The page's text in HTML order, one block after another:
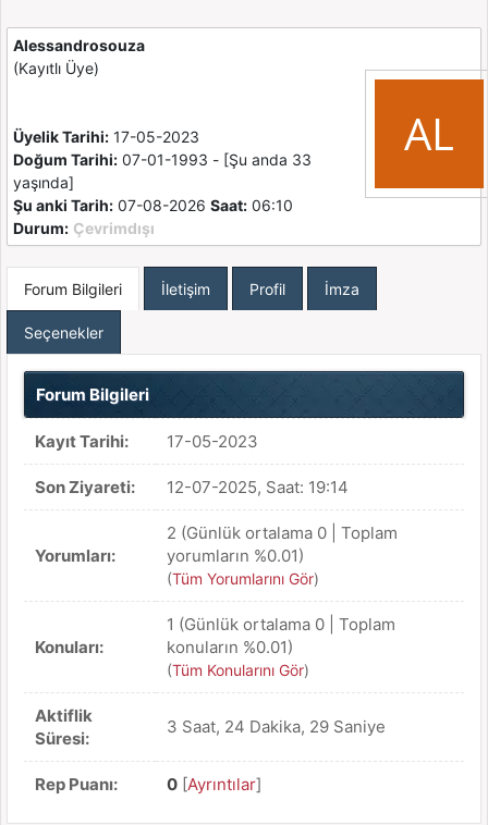
Alessandrosouza
(Kayıtlı Üye)
Üyelik Tarihi: 17-05-2023
Doğum Tarihi: 07-01-1993 - [Şu anda 33
yaşında]
Şu anki Tarih: 07-08-2026 Saat: 06:10
Durum: Çevrimdışı
Forum Bilgileri İletişim Profil İmza
Seçenekler
Forum Bilgileri
Kayıt Tarihi: 17-05-2023
Son Ziyareti: 12-07-2025, Saat: 19:14
Yorumları:
2 (Günlük ortalama 0 | Toplam
yorumların %0.01)
(Tüm Yorumlarını Gör)
Konuları:
1 (Günlük ortalama 0 | Toplam
konuların %0.01)
(Tüm Konularını Gör)
Aktiflik
Süresi:
3 Saat, 24 Dakika, 29 Saniye
Rep Puanı: 0 [Ayrıntılar]